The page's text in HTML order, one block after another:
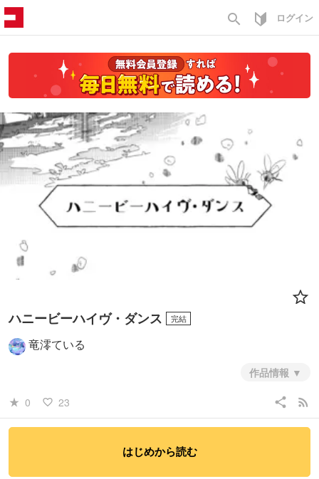
search ログイン
ハニービーハイヴ・ダンス 完結
竜澪ている
す。 4月期月例マッグガーデンマンガ大賞にて期待賞を頂きました。
作品情報
star_rate 0 favorite_border 23 share rss_feed
はじめから読む